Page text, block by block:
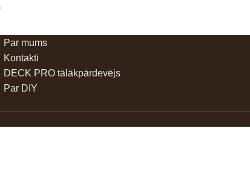
Par mums
Kontakti
DECK PRO tālākpārdevējs
Par DIY